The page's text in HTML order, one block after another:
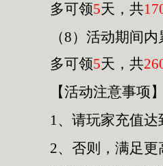
多可领5天，共
（8）活动期间
多可领5天，共
【活动注意事项
1、请玩家充值
2、否则，满足